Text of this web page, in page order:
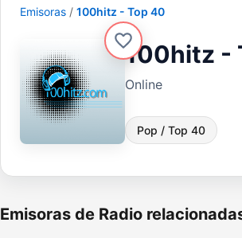
Emisoras 100hitz - Top 40
100hitz -
Online
Pop / Top 40
Emisoras de Radio